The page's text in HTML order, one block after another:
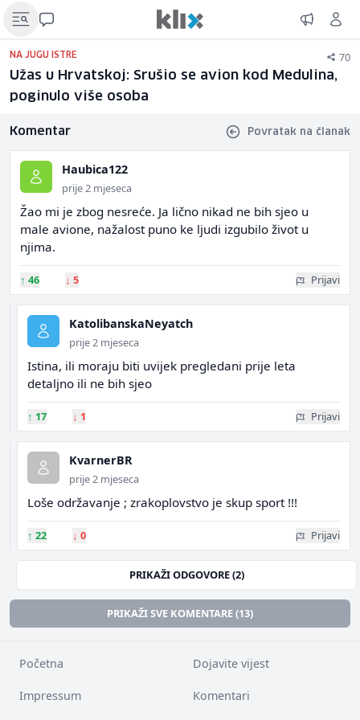
NA JUGU ISTRE 70
Užas u Hrvatskoj: Srušio se avion kod Medulina,
poginulo više osoba
Komentar Povratak na članak
Haubica122
prije 2 mjeseca
Žao mi je zbog nesreće. Ja lično nikad ne bih sjeo u
male avione, nažalost puno ke ljudi izgubilo život u
njima.
↑ 46 ↓ 5 Prijavi
KatolibanskaNeyatch
prije 2 mjeseca
Istina, ili moraju biti uvijek pregledani prije leta
detaljno ili ne bih sjeo
↑ 17 ↓ 1 Prijavi
KvarnerBR
prije 2 mjeseca
Loše održavanje ; zrakoplovstvo je skup sport !!!
↑ 22 ↓ 0 Prijavi
PRIKAŽI ODGOVORE (2)
PRIKAŽI SVE KOMENTARE (13)
Početna Dojavite vijest
Impressum Komentari